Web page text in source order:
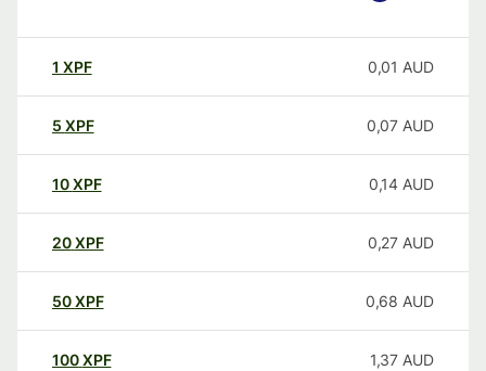
1 XPF 0,01 AUD
5 XPF 0,07 AUD
10XPF 0,14 AUD
20XPF 0,27 AUD
50XPF 0,68 AUD
100XPF 1,37 AUD